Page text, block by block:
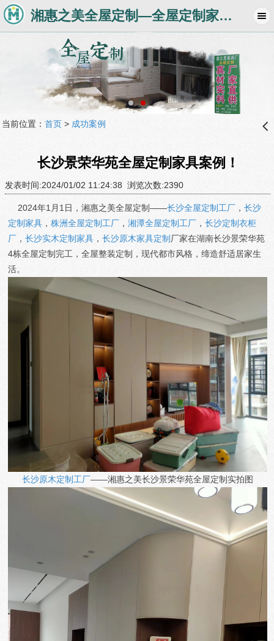
湘惠之美全屋定制—全屋定制家具工厂品牌，长沙衣柜家具定制厂商
当前位置： 首页> 成功案例 󰊒
长沙景荣华苑全屋定制家具案例！
发表时间:2024/01/02 11:24:38 浏览次数:2390
2024年1月1日，湘惠之美全屋定制——长沙全屋定制工厂 ， 长沙
定制家具 ， 株洲全屋定制工厂 ， 湘潭全屋定制工厂 ， 长沙定制衣柜
厂 ， 长沙实木定制家具 ， 长沙原木家具定制 厂家在湖南长沙景荣华苑
4栋全屋定制完工，全屋整装定制，现代都市风格，缔造舒适居家生
活。
长沙原木定制工厂——湘惠之美长沙景荣华苑全屋定制 实拍图